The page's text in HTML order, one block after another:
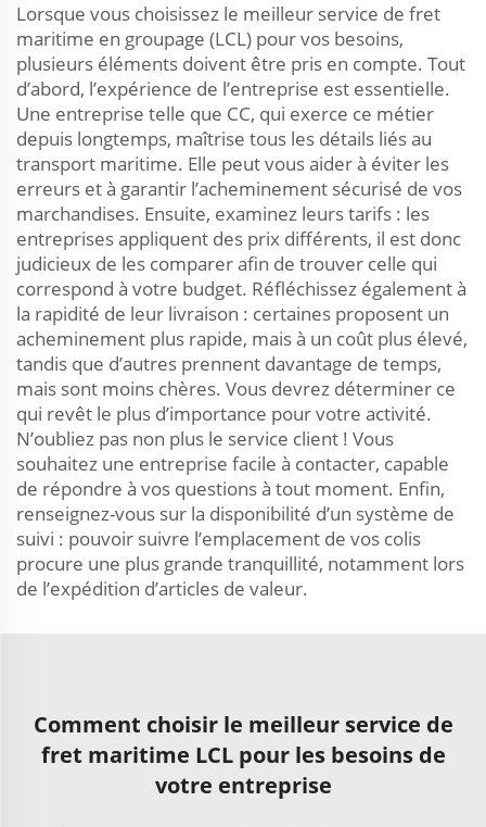
Lorsque vous choisissez le meilleur service de fret
maritime en groupage (LCL) pour vos besoins,
plusieurs éléments doivent être pris en compte. Tout
d’abord, l’expérience de l’entreprise est essentielle.
Une entreprise telle que CC, qui exerce ce métier
depuis longtemps, maîtrise tous les détails liés au
transport maritime. Elle peut vous aider à éviter les
erreurs et à garantir l’acheminement sécurisé de vos
marchandises. Ensuite, examinez leurs tarifs : les
entreprises appliquent des prix différents, il est donc
judicieux de les comparer afin de trouver celle qui
correspond à votre budget. Réfléchissez également à
la rapidité de leur livraison : certaines proposent un
acheminement plus rapide, mais à un coût plus élevé,
tandis que d’autres prennent davantage de temps,
mais sont moins chères. Vous devrez déterminer ce
qui revêt le plus d’importance pour votre activité.
N’oubliez pas non plus le service client ! Vous
souhaitez une entreprise facile à contacter, capable
de répondre à vos questions à tout moment. Enfin,
renseignez-vous sur la disponibilité d’un système de
suivi : pouvoir suivre l’emplacement de vos colis
procure une plus grande tranquillité, notamment lors
de l’expédition d’articles de valeur.
Comment choisir le meilleur service de
fret maritime LCL pour les besoins de
votre entreprise